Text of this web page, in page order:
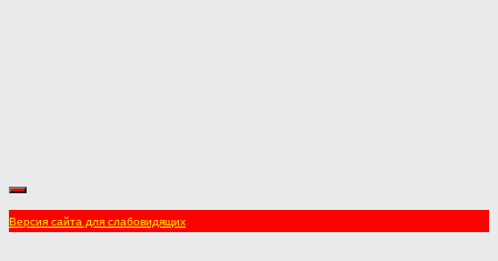
Версия сайта для слабовидящих